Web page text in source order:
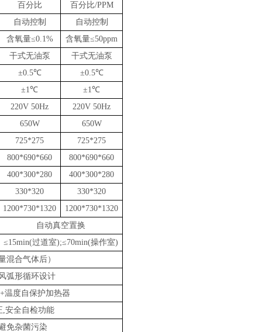
百分比 百分比/PPM
自动控制
自动控制
含氧量≤0.1% 含氧量≤50ppm
干式无油泵
干式无油泵
±0.5℃ ±0.5℃
±1℃
±1℃
220V 50Hz
220V 50Hz
650W
650W
725*275
725*275
800*690*660
800*690*660
400*300*280
400*300*280
330*320
330*320
1200*730*1320 1200*730*1320
自动真空置换
≤15min(过道室);≤70min(操作室)
混合气体后）
弧形循环设计
+温度自保护加热器
,安全自检功能
免杂菌污染